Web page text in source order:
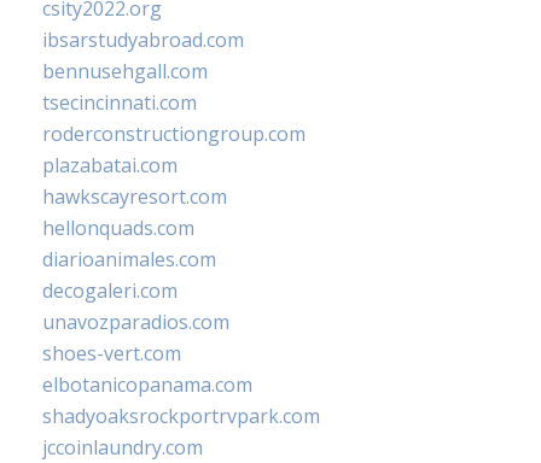
csity2022.org
ibsarstudyabroad.com
bennusehgall.com
tsecincinnati.com
roderconstructiongroup.com
plazabatai.com
hawkscayresort.com
hellonquads.com
diarioanimales.com
decogaleri.com
unavozparadios.com
shoes-vert.com
elbotanicopanama.com
shadyoaksrockportrvpark.com
jccoinlaundry.com